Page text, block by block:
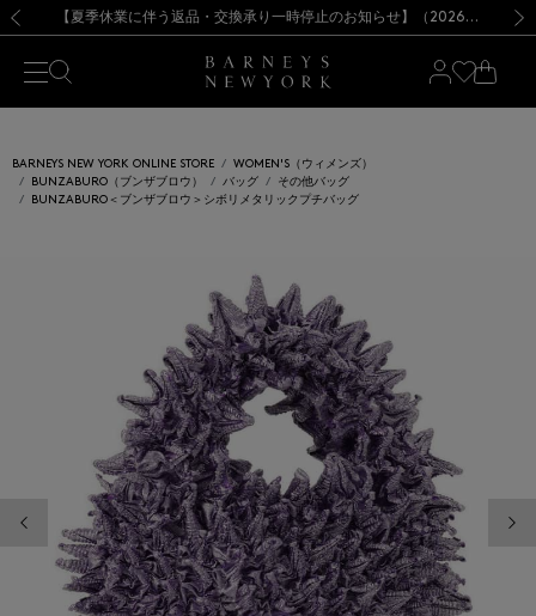
新規登録のお客様も対象！＜MY BARNEYS＞会員のお客様は11,000円（税込）以上のお買上げで常時送料無料！お買い物の際は会員登録を！
【夏季休業に伴う出荷一時停止のお知らせ】(2026.8.7) 【オンラインストア カスタマーセンター夏季休業に関するお知らせ】（2026.8.7）【夏季休業に伴う返品・交換承り一時停止のお知らせ】（2026.8.5）
熊本県を中心とした地震の影響によるお荷物のお届けについて
【開催中】SUMMER SALEのご案内・ご注意事項 新規登録のお客様も対象！＜MY BARNEYS＞会員のお客様は11,000円（税込）以上のお買上げで常時送料無料！お買い物の際は会員登録を！
【夏季休業に伴う出荷一時停止のお知らせ】(2026.8.7)
BARNEYS NEW YORK ONLINE STORE
WOMEN'S（ウィメンズ）
BUNZABURO（ブンザブロウ）
バッグ
その他バッグ
BUNZABURO＜ブンザブロウ＞シボリメタリックプチバッグ